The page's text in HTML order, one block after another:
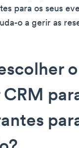
para os seus
o a gerir as
o